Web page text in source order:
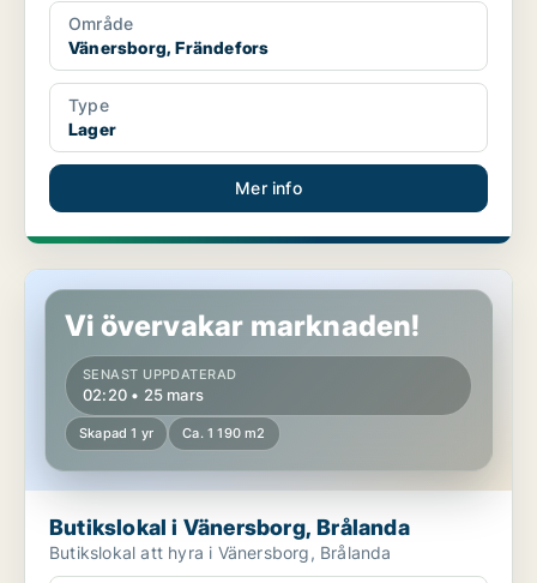
Område
Vänersborg, Frändefors
Type
Lager
Mer info
Butikslokal i Vänersborg, Brålanda
Vi övervakar marknaden!
SENAST UPPDATERAD
02:20 • 25 mars
Skapad 1 yr Ca. 1 190 m2
Butikslokal i Vänersborg, Brålanda
Butikslokal att hyra i Vänersborg, Brålanda